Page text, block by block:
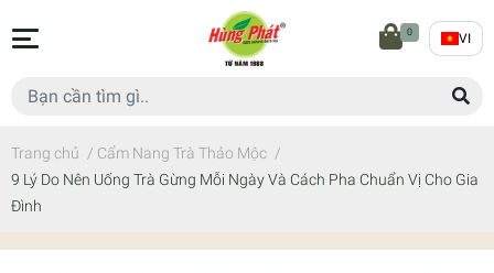
0 VI
Trang chủ / Cẩm Nang Trà Thảo Mộc /
9 Lý Do Nên Uống Trà Gừng Mỗi Ngày Và Cách Pha Chuẩn Vị Cho Gia
Đình